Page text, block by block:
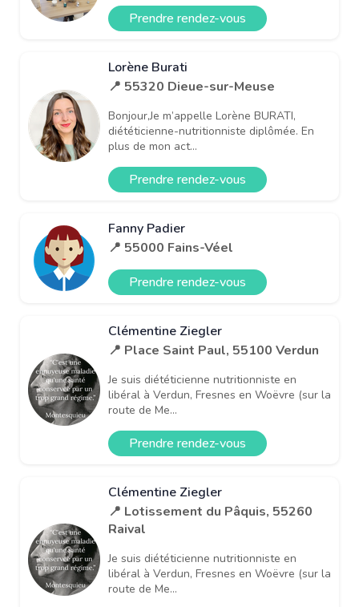
Prendre rendez-vous
Lorène Burati
📍 55320 Dieue-sur-Meuse
Bonjour,Je m’appelle Lorène BURATI,
diététicienne-nutritionniste diplômée. En
plus de mon act...
Prendre rendez-vous
Fanny Padier
📍 55000 Fains-Véel
Prendre rendez-vous
Clémentine Ziegler
📍 Place Saint Paul, 55100 Verdun
Je suis diététicienne nutritionniste en
libéral à Verdun, Fresnes en Woëvre (sur la
route de Me...
Prendre rendez-vous
Clémentine Ziegler
📍 Lotissement du Pâquis, 55260
Raival
Je suis diététicienne nutritionniste en
libéral à Verdun, Fresnes en Woëvre (sur la
route de Me...